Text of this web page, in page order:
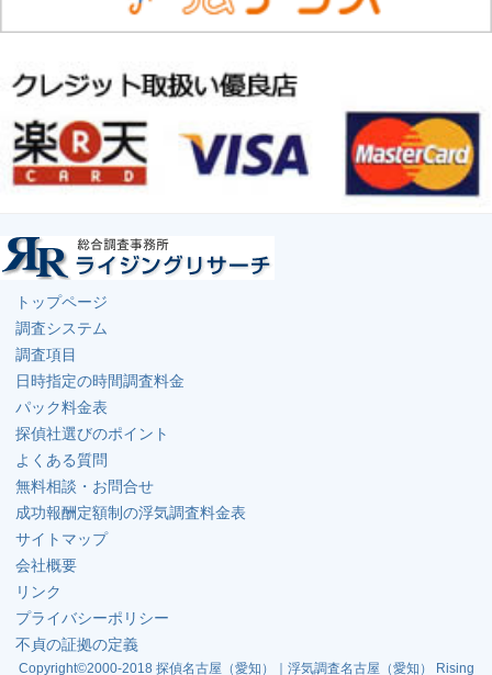
トップページ
調査システム
調査項目
日時指定の時間調査料金
パック料金表
探偵社選びのポイント
よくある質問
無料相談・お問合せ
成功報酬定額制の浮気調査料金表
サイトマップ
会社概要
リンク
プライバシーポリシー
不貞の証拠の定義
Copyright©2000-2018 探偵名古屋（愛知）｜浮気調査名古屋（愛知） Rising